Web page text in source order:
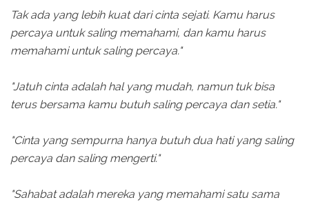
Tak ada yang lebih kuat dari cinta sejati. Kamu harus
percaya untuk saling memahami, dan kamu harus
memahami untuk saling percaya."
"Jatuh cinta adalah hal yang mudah, namun tuk bisa
terus bersama kamu butuh saling percaya dan setia."
"Cinta yang sempurna hanya butuh dua hati yang saling
percaya dan saling mengerti."
"Sahabat adalah mereka yang memahami satu sama